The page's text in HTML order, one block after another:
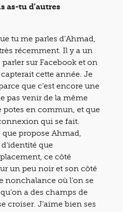
as-tu d’autres
tu me parles d’Ahmad,
récemment. Il y a un
sur Facebook et on
cette année. Je
que c’est encore une
pas venir de la même
potes en commun, et que
qui se fait.
propose Ahmad,
que
ce côté
un peu noir et son côté
nonchalance où l’on se
a des champs de
croiser. J’aime bien ses